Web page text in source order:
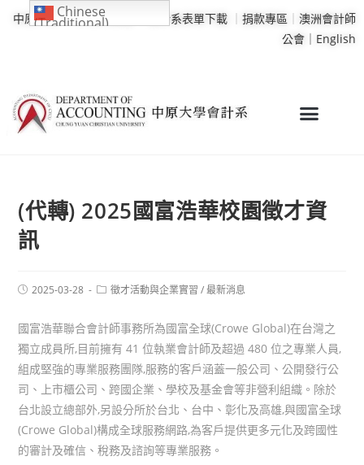
中原大學｜學校行事曆 會計系表單下載 ｜ 捐款專區 ｜ 澳洲會計師
公會｜ English
(代轉) 2025國富浩華校園徵才資
訊
2025-03-28 徵才活動與企業實習 / 最新消息
國富浩華聯合會計師事務所為國富全球(Crowe Global)在台灣之
獨立成員所,目前擁有 41 位執業會計師及超過 480 位之專業人員,
組成堅強的專業服務團隊,服務的客戶涵蓋一般公司、公開發行公
司、上市櫃公司、跨國企業、學校及基金會等非營利組織。除於
台北設立總部外,另設分所於台北、台中、彰化及高雄,與國富全球
(Crowe Global)構成全球服務網路,為客戶提供更多元化及跨國性
的審計及確信、稅務及諮詢等專業服務。
Chinese
(Traditional)